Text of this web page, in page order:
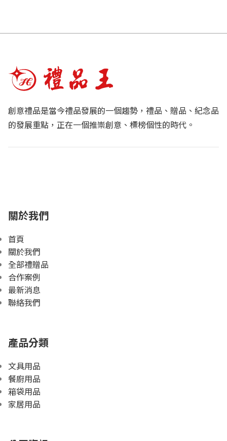
創意禮品是當今禮品發展的一個趨勢，禮品、贈品、紀念品
的發展重點，正在一個推崇創意、標榜個性的時代。
關於我們
首頁
關於我們
全部禮贈品
合作案例
最新消息
聯絡我們
產品分類
文具用品
餐廚用品
箱袋用品
家居用品